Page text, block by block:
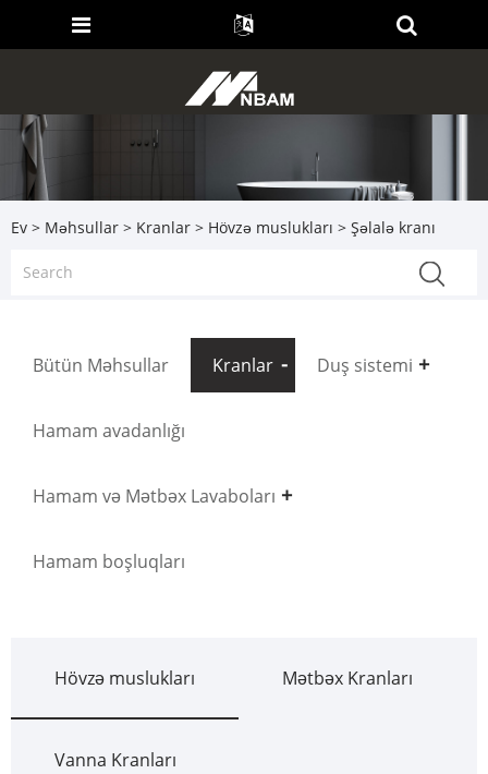
Ev > Məhsullar > Kranlar > Hövzə muslukları > Şəlalə kranı
Bütün Məhsullar Kranlar Duş sistemi
Hamam avadanlığı
Hamam və Mətbəx Lavaboları
Hamam boşluqları
Hövzə muslukları Mətbəx Kranları
Vanna Kranları